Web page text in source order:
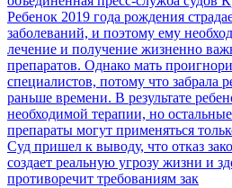
Ребенок 2019 года рождения
заболеваний, и поэтому ему
лечение и получение жизненно
препаратов. Однако мать
специалистов, потому что забрала
раньше времени. В результате
необходимой терапии, но
препараты могут применяться
Суд пришел к выводу, что отказ
создает реальную угрозу жизни и
противоречит требованиям зак